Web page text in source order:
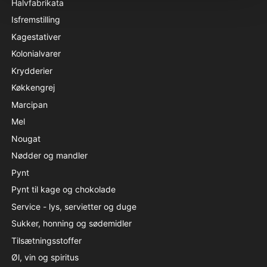
Halvfabrikata
Isfremstilling
Kagestativer
Kolonialvarer
Krydderier
Køkkengrej
Marcipan
Mel
Nougat
Nødder og mandler
Pynt
Pynt til kage og chokolade
Service - lys, servietter og duge
Sukker, honning og sødemidler
Tilsætningsstoffer
Øl, vin og spiritus